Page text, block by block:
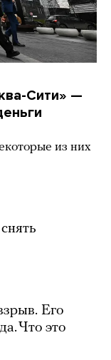
Сити» —
из них
Его
Что это